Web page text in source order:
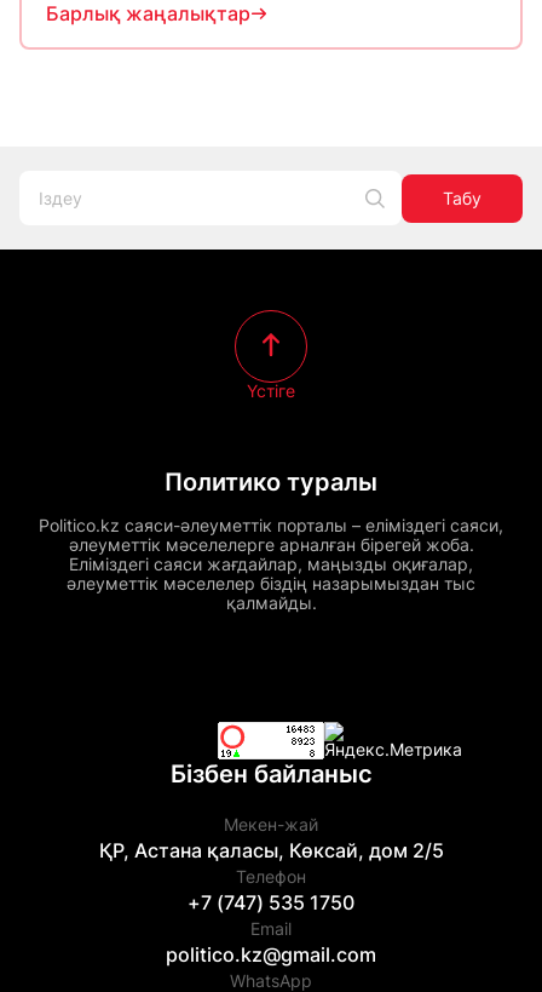
Барлық жаңалықтар
Табу
Политико туралы
Politico.kz саяси-әлеуметтік порталы – еліміздегі саяси,
әлеуметтік мәселелерге арналған бірегей жоба.
Еліміздегі саяси жағдайлар, маңызды оқиғалар,
әлеуметтік мәселелер біздің назарымыздан тыс
қалмайды.
Үстіге
Бізбен байланыс
Мекен-жай
ҚР, Астана қаласы, Көксай, дом 2/5
Телефон
+7 (747) 535 1750
Email
politico.kz@gmail.com
WhatsApp